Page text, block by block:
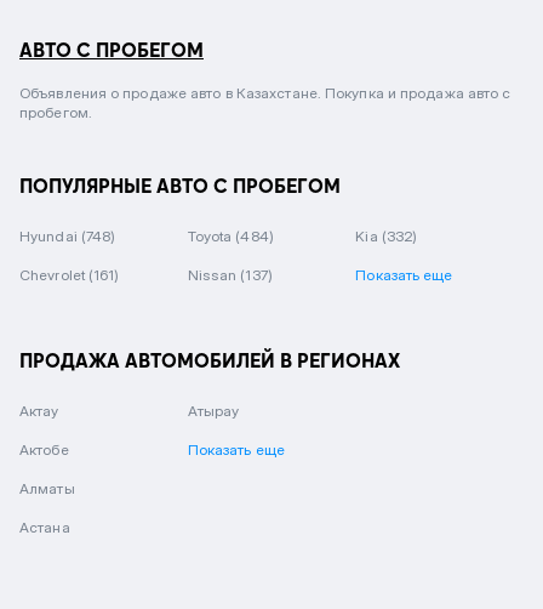
АВТО С ПРОБЕГОМ
Объявления о продаже авто в Казахстане. Покупка и продажа авто с
пробегом.
ПОПУЛЯРНЫЕ АВТО С ПРОБЕГОМ
Hyundai (748) Toyota (484) Kia (332)
Chevrolet (161) Nissan (137) Показать еще
ПРОДАЖА АВТОМОБИЛЕЙ В РЕГИОНАХ
Актау
Актобе
Алматы
Астана
Атырау
Показать еще